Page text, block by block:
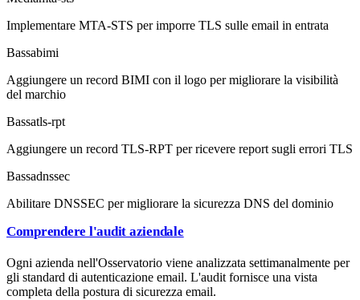
Implementare MTA-STS per imporre TLS sulle email in entrata
Bassabimi
Aggiungere un record BIMI con il logo per migliorare la visibilità
del marchio
Bassatls-rpt
Aggiungere un record TLS-RPT per ricevere report sugli errori TLS
Bassadnssec
Abilitare DNSSEC per migliorare la sicurezza DNS del dominio
Comprendere l'audit aziendale
Ogni azienda nell'Osservatorio viene analizzata settimanalmente per
gli standard di autenticazione email. L'audit fornisce una vista
completa della postura di sicurezza email.